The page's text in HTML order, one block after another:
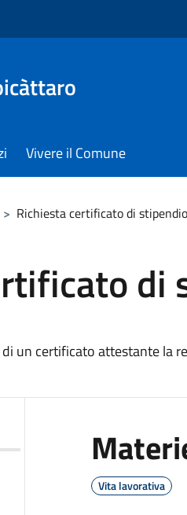
Vivere il Comune
> Richiesta certificato di stipendio
di
un certificato attestante la
Vita lavorativa